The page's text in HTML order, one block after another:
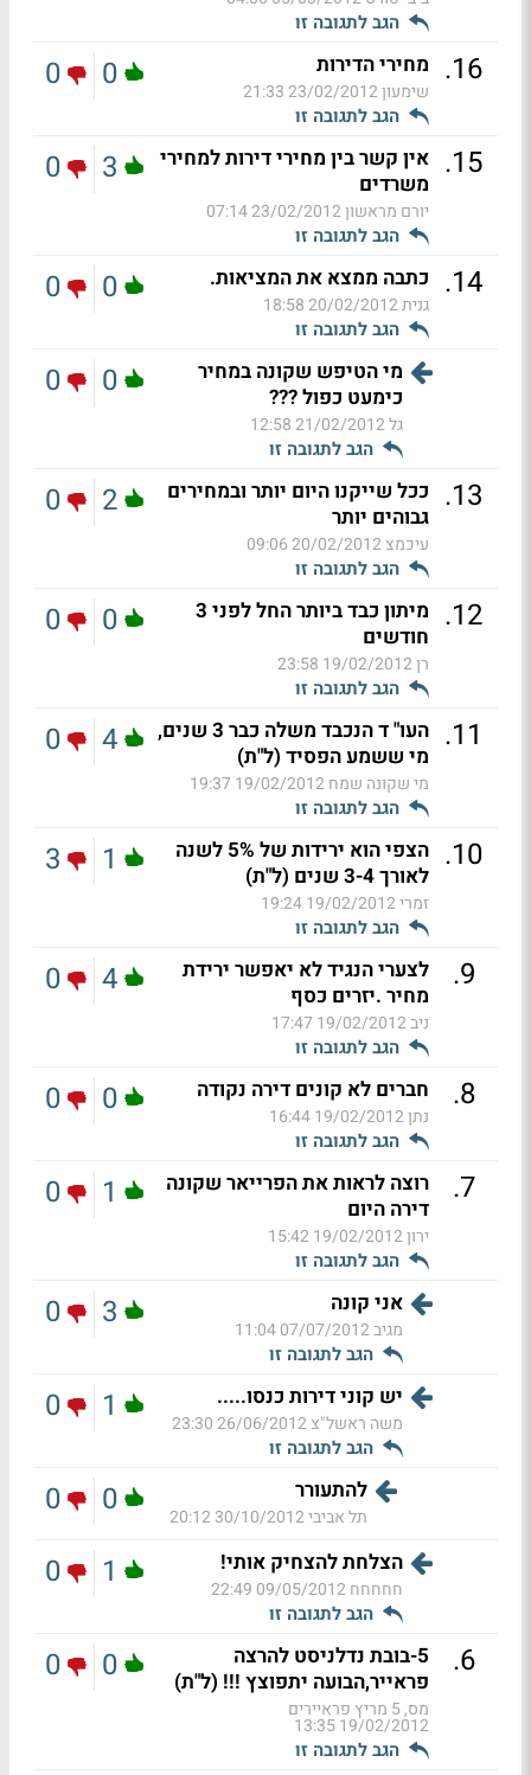
הגב לתגובה זו
16
. מחירי הדירות
שימעון23/02/2012 21:33
הגב לתגובה זו
0
0
15
. אין קשר בין מחירי דירות למחירי
משרדים
יורם מראשון23/02/2012 07:14
הגב לתגובה זו
3
0
14
. כתבה ממצא את המציאות.
גנית20/02/2012 18:58
הגב לתגובה זו
0
0
מי הטיפש שקונה במחיר
כימעט כפול ???
גל21/02/2012 12:58
הגב לתגובה זו
0
0
13
. ככל שייקנו היום יותר ובמחירים
גבוהים יותר
עיכמצ20/02/2012 09:06
הגב לתגובה זו
2
0
12
.
מיתון כבד ביותר החל לפני 3
חודשים
רן19/02/2012 23:58
הגב לתגובה זו
0
0
11
.
העו" ד הנכבד משלה כבר 3 שנים,
מי ששמע הפסיד (ל"ת)
מי שקונה שמח19/02/2012 19:37
הגב לתגובה זו
4
0
10
.
הצפי הוא ירידות של 5% לשנה
לאורך 3-4 שנים (ל"ת)
זמרי19/02/2012 19:24
הגב לתגובה זו
1
3
9
.
לצערי הנגיד לא יאפשר ירידת
מחיר .יזרים כסף
ניב19/02/2012 17:47
הגב לתגובה זו
4
0
8
. חברים לא קונים דירה נקודה
נתן19/02/2012 16:44
הגב לתגובה זו
0
0
7
.
רוצה לראות את הפרייאר שקונה
דירה היום
ירון19/02/2012 15:42
הגב לתגובה זו
1
0
אני קונה
מגיב07/07/2012 11:04
הגב לתגובה זו
3
0
יש קוני דירות כנסו.....
משה ראשל"צ26/06/2012 23:30
הגב לתגובה זו
1
0
להתעורר
תל אביבי30/10/2012 20:12
0
0
הצלחת להצחיק אותי!
חחחחח09/05/2012 22:49
הגב לתגובה זו
1
0
6
.
5-בובת נדלניסט להרצה
פראייר,הבועה יתפוצץ !!! (ל"ת)
מס, 5 מריץ פראיירים
19/02/2012 13:35
הגב לתגובה זו
0
0